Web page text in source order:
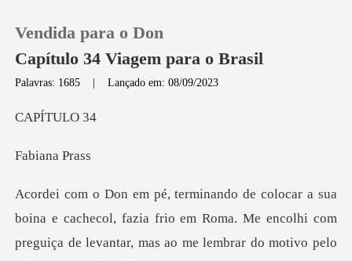
Loja
Sair
Vendida para o Don
Capítulo 34 Viagem para o Brasil
Palavras: 1685 |Lançado em: 08/09/2023
ÍTU
biana
col, fazia frio em Roma. Me encolhi com
preguiça de levantar, mas ao